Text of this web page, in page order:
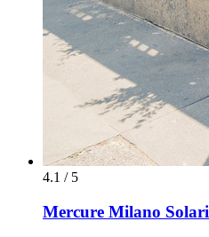
4.1 / 5
Mercure Milano Solari